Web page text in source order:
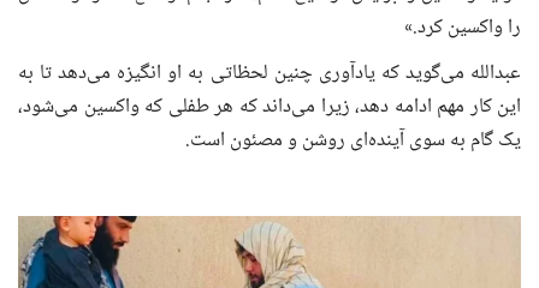
را واکسین کرد.»
عبدالله می‌گوید که یادآوری چنین لحظاتی به او انگیزه می‌دهد تا به
این کار مهم ادامه دهد، زیرا می‌داند که هر طفلی که واکسین می‌شود،
یک گام به سوی آینده‌ای روشن و مصئون است.